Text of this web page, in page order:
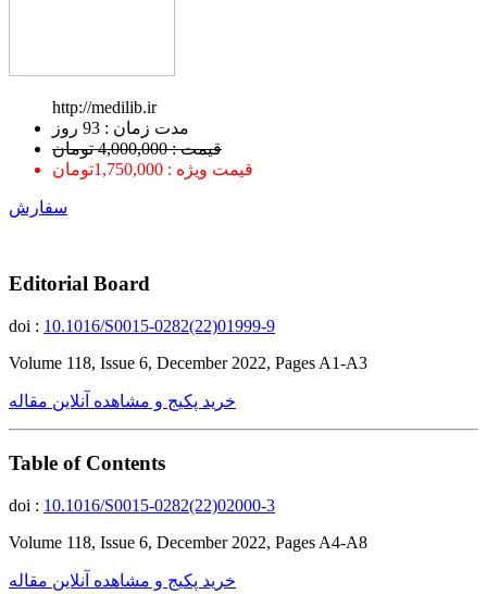
http://medilib.ir
ﻣﺪﺕ ﺯﻣﺎﻥ : 93 ﺭﻭﺯ
قیمت : 4,000,000 تومان
قیمت ویژه : 1,750,000تومان
سفارش
Editorial Board
doi : 10.1016/S0015-0282(22)01999-9
Volume 118, Issue 6, December 2022, Pages A1-A3
خرید پکیج و مشاهده آنلاین مقاله
Table of Contents
doi : 10.1016/S0015-0282(22)02000-3
Volume 118, Issue 6, December 2022, Pages A4-A8
خرید پکیج و مشاهده آنلاین مقاله